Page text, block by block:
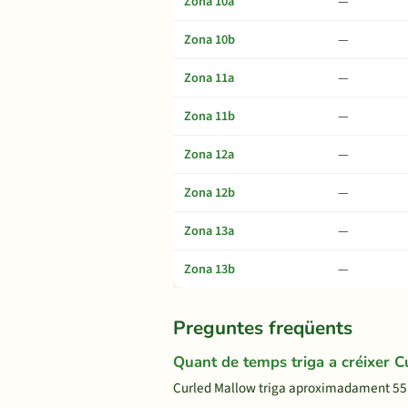
Zona 10b
—
Zona 11a
—
Zona 11b
—
Zona 12a
—
Zona 12b
—
Zona 13a
—
Zona 13b
—
Preguntes freqüents
Quant de temps triga a créixer
Curled Mallow triga aproximadament